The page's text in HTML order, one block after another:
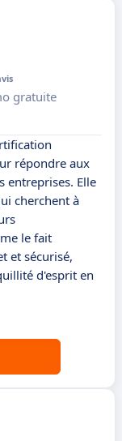
gratuite
répondre aux
entreprises. Elle
cherchent à
le fait
et sécurisé,
d'esprit en